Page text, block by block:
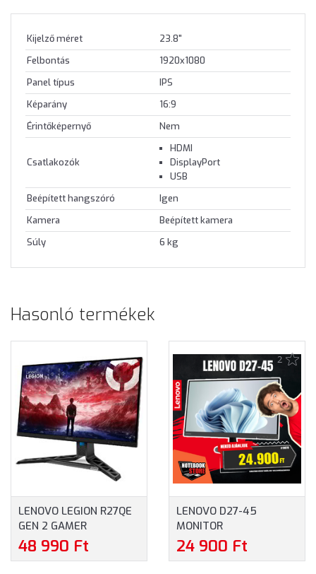
Kijelző méret
23.8"
Felbontás
1920x1080
Panel típus
IPS
Képarány
16:9
Érintőképernyő
Nem
Csatlakozók
HDMI
DisplayPort
USB
Beépített hangszóró
Igen
Kamera
Beépített kamera
Súly
6 kg
Hasonló termékek
LENOVO LEGION R27QE
GEN 2 GAMER
FREESYNC MONITOR
(68C7GAC3EU) - 27.0"
48 990 Ft
2
LENOVO D27-45
MONITOR
(67A5KAC6EU) - 27.0"
FULLHD (1920X1080),
24 900 Ft